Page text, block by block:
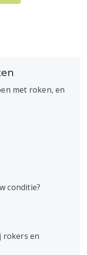
met roken, en
conditie?
rokers en